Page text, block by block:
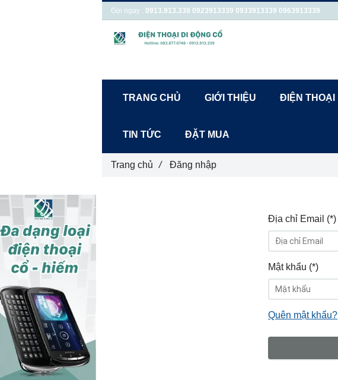
Địa chỉ Email (*)
Mật khẩu (*)
Quên mật khẩu?
Trang chủ / Đăng nhập
Gọi ngay : 0913.913.339 0923913339 0933913339 0963913339
TRANG CHỦ GIỚI THIỆU ĐIỆN THOẠI
TIN TỨC ĐẶT MUA